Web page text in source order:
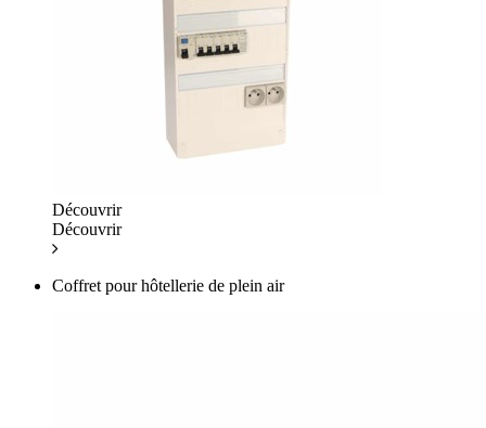
Découvrir
Découvrir
Coffret pour hôtellerie de plein air